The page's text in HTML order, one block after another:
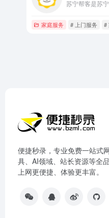
家庭服务 # 上门服务 #
便捷秒录，专业免费一站式
具、AI领域、站长资源等全
上网更便捷、体验更丰富。